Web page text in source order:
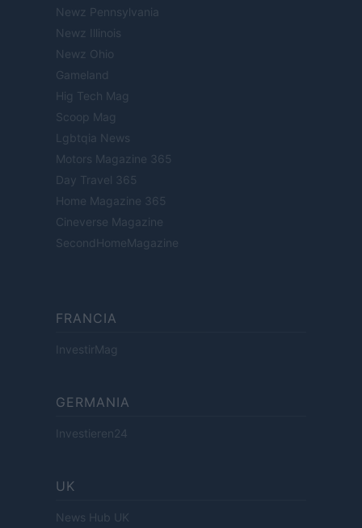
Newz Pennsylvania
Newz Illinois
Newz Ohio
Gameland
Hig Tech Mag
Scoop Mag
Lgbtqia News
Motors Magazine 365
Day Travel 365
Home Magazine 365
Cineverse Magazine
SecondHomeMagazine
FRANCIA
InvestirMag
GERMANIA
Investieren24
UK
News Hub UK